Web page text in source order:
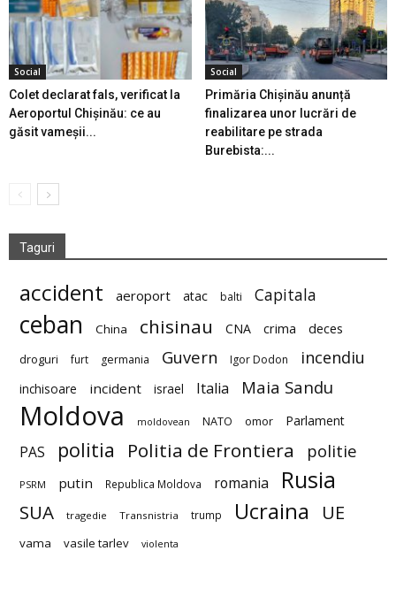
Social
Colet declarat fals, verificat la
Aeroportul Chișinău: ce au
găsit vameșii...
Social
Primăria Chișinău anunță
finalizarea unor lucrări de
reabilitare pe strada
Burebista:...
Taguri
accident aeroport atac balti Capitala
ceban China chisinau CNA crima deces
droguri furt germania Guvern Igor Dodon incendiu
inchisoare incident israel Italia Maia Sandu
Moldova moldovean NATO omor Parlament
PAS politia Politia de Frontiera politie
PSRM putin Republica Moldova romania Rusia
SUA tragedie Transnistria trump Ucraina UE
vama vasile tarlev violenta